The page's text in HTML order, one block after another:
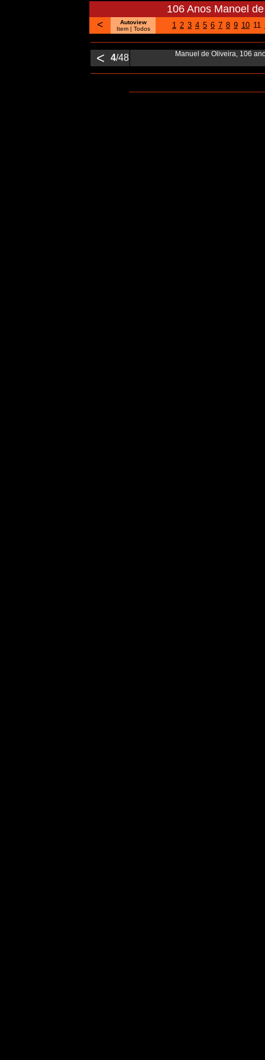
106 Anos Manoel
<
Autoview
Item | Todos 1 2 3 4 5 6 7 8 9 10 11
< 4/48 Manuel de Oliveira, 106